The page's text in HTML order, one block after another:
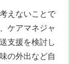
えないことで
ケアマネジャ
支援を検討し
の外出など自